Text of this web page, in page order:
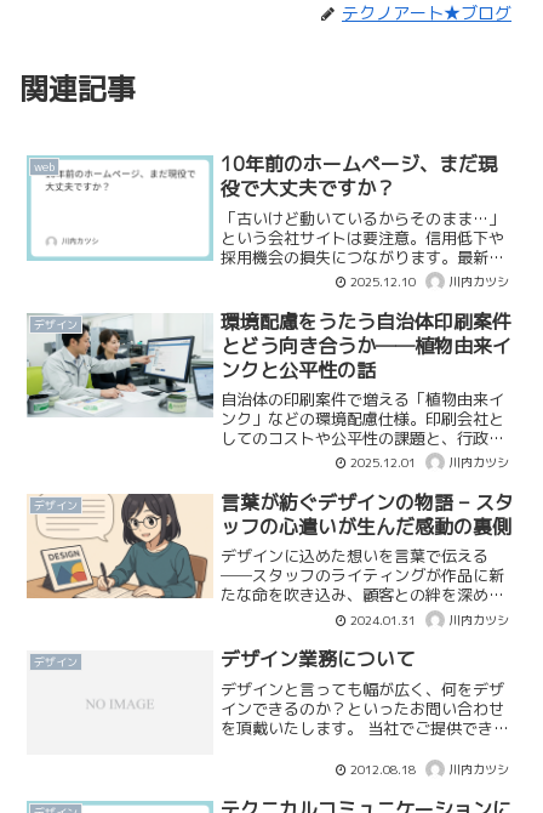
テクノアート★ブログ
関連記事
web
10年前のホームページ、まだ現
役で大丈夫ですか？
「古いけど動いているからそのまま…」
という会社サイトは要注意。信用低下や
採用機会の損失につながります。最新
Webデザインの考え方と、ホームページ
担当者が失敗しないための依頼のコツを
テクノアートが具体的にお伝えします。
2025.12.10 川内カツシ
デザイン
環境配慮をうたう自治体印刷案件
とどう向き合うか──植物由来イ
ンクと公平性の話
自治体の印刷案件で増える「植物由来イ
ンク」などの環境配慮仕様。印刷会社と
してのコストや公平性の課題と、行政側
の事情の両方を整理し、現実的な落とし
2025.12.01 川内カツシ
デザイン
言葉が紡ぐデザインの物語 – スタ
ッフの心遣いが生んだ感動の裏側
デザインに込めた想いを言葉で伝える
──スタッフのライティングが作品に新
たな命を吹き込み、顧客との絆を深め
る“物語のデザイン”を紹介します。
2024.01.31 川内カツシ
デザイン デザイン業務について
デザインと言っても幅が広く、何をデザ
インできるのか？といったお問い合わせ
を頂戴いたします。 当社でご提供できる
ン紙面デザイン（取扱説明書、施行説明
グ、パンフレットのデザイ...
2012.08.18 川内カツシ